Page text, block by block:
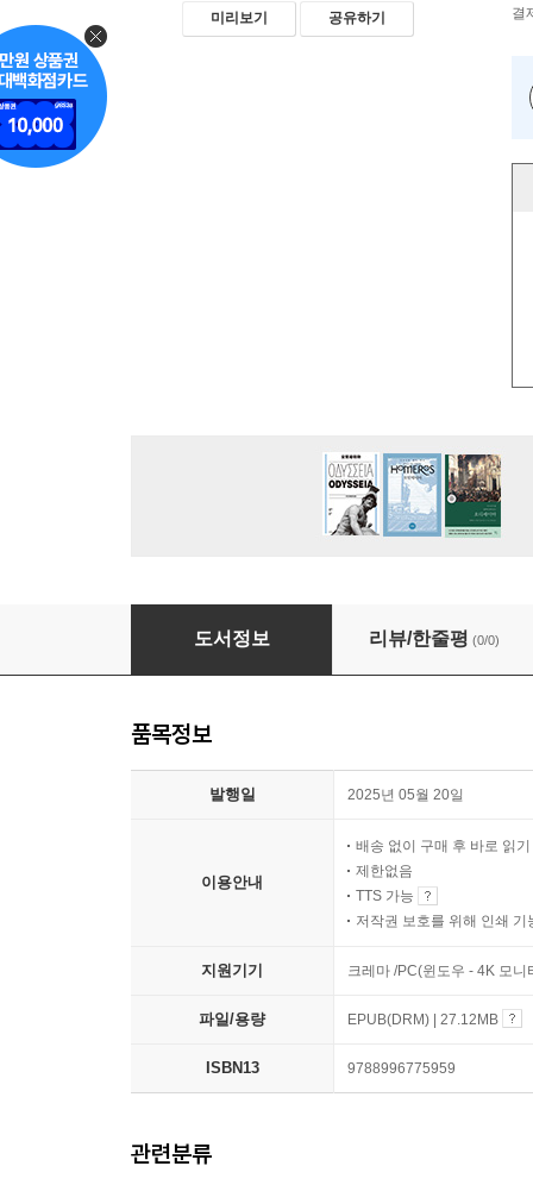
미리보기 공유하기 결
성중독자의 환상과 죄책감
도서정보 리뷰/한줄평 (0/0)
품목정보
발행일 2025년 05월 20일
이용안내
배송 없이 구매 후 바로 읽기
제한없음
TTS 가능
저작권 보호를 위해 인쇄 기
지원기기 크레마 /PC(윈도우 - 4K 모
파일/용량 EPUB(DRM) | 27.12MB
ISBN13 9788996775959
관련분류